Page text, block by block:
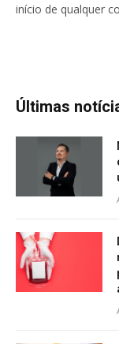
início de qualquer
Últimas